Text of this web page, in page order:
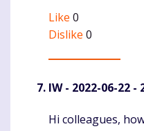
Like 0
Dislike 0
IW- 2022-06-22 -
Komentaras
Hi colleagues,